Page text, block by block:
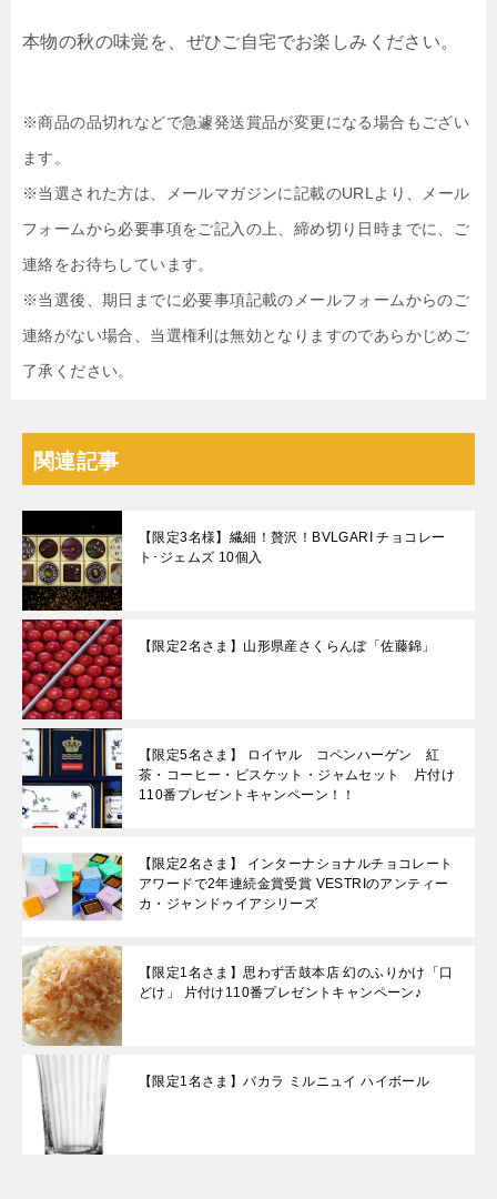
本物の秋の味覚を、ぜひご自宅でお楽しみください。
※商品の品切れなどで急遽発送賞品が変更になる場合もござい
ます。
※当選された方は、メールマガジンに記載のURLより、メール
フォームから必要事項をご記入の上、締め切り日時までに、ご
連絡をお待ちしています。
※当選後、期日までに必要事項記載のメールフォームからのご
連絡がない場合、当選権利は無効となりますのであらかじめご
了承ください。
関連記事
【限定3名様】繊細！贅沢！BVLGARI チョコレー
ト･ジェムズ 10個入
【限定2名さま】山形県産さくらんぼ「佐藤錦」
【限定5名さま】 ロイヤル コペンハーゲン 紅
茶・コーヒー・ビスケット・ジャムセット 片付け
110番プレゼントキャンペーン！！
【限定2名さま】 インターナショナルチョコレート
アワードで2年連続金賞受賞 VESTRIのアンティー
カ・ジャンドゥイアシリーズ
【限定1名さま】思わず舌鼓本店 幻のふりかけ「口
どけ」 片付け110番プレゼントキャンペーン♪
【限定1名さま】バカラ ミルニュイ ハイボール